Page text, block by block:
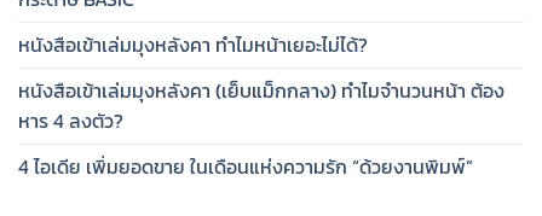
หนังสือเข้าเล่มมุงหลังคา ทำไมหน้าเยอะไม่ได้?
หนังสือเข้าเล่มมุงหลังคา (เย็บแม็กกลาง) ทำไมจำนวนหน้า ต้อง
หาร 4 ลงตัว?
4 ไอเดีย เพิ่มยอดขาย ในเดือนแห่งความรัก “ด้วยงานพิมพ์”